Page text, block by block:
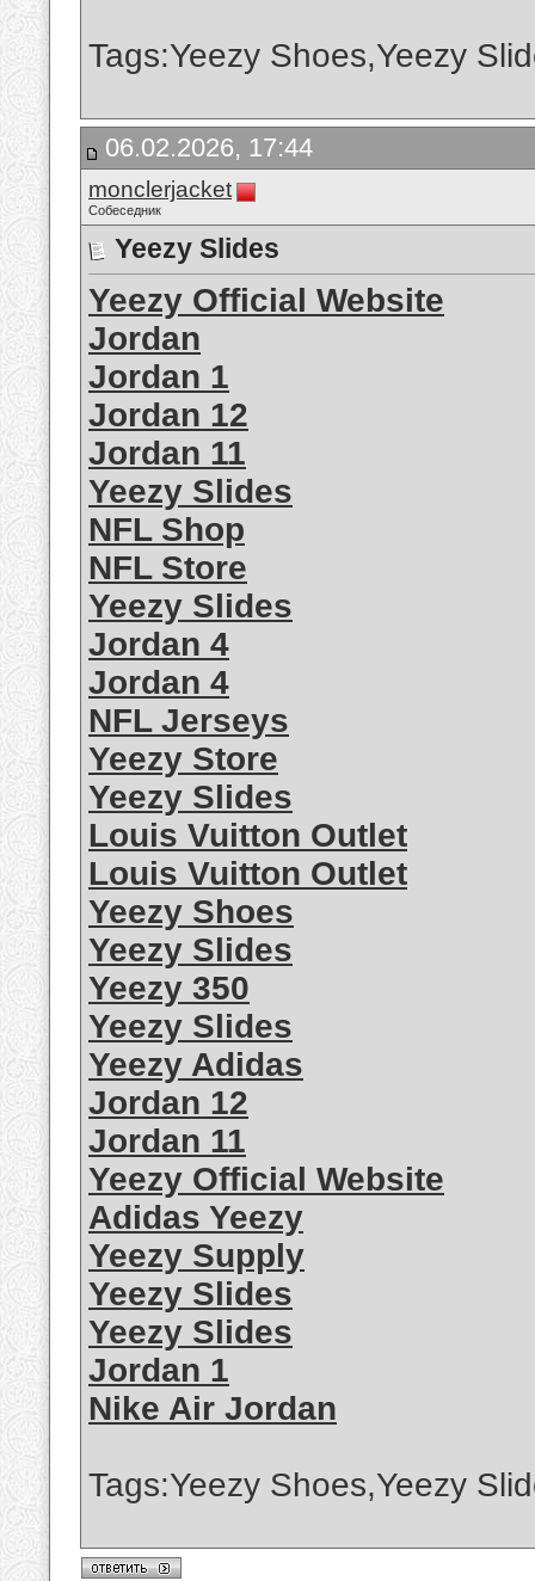
Tags:Yeezy Shoes,Yeezy
06.02.2026, 17:44
monclerjacket
Собеседник
Yeezy Slides
Yeezy Official Website
Jordan
Jordan 1
Jordan 12
Jordan 11
Yeezy Slides
NFL Shop
NFL Store
Yeezy Slides
Jordan 4
Jordan 4
NFL Jerseys
Yeezy Store
Yeezy Slides
Louis Vuitton Outlet
Louis Vuitton Outlet
Yeezy Shoes
Yeezy Slides
Yeezy 350
Yeezy Slides
Yeezy Adidas
Jordan 12
Jordan 11
Yeezy Official Website
Adidas Yeezy
Yeezy Supply
Yeezy Slides
Yeezy Slides
Jordan 1
Nike Air Jordan
Tags:Yeezy Shoes,Yeezy